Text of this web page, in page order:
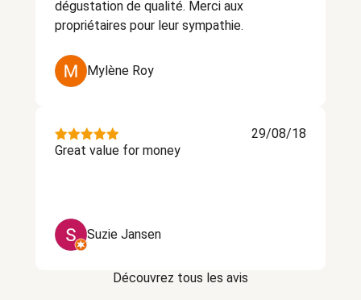
dégustation de qualité. Merci aux
propriétaires pour leur sympathie.
Mylène Roy
29/08/18
Great value for money
Suzie Jansen
Découvrez tous les avis